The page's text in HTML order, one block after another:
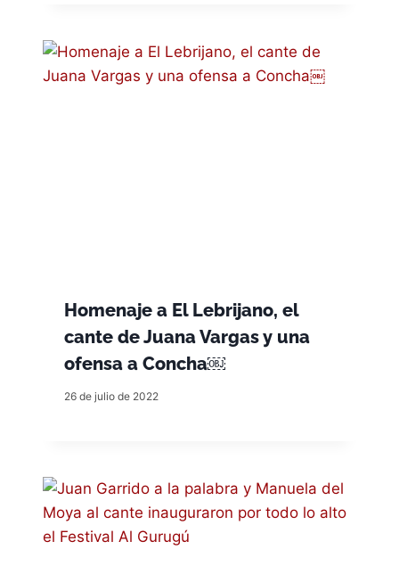
Homenaje a El Lebrijano, el
cante de Juana Vargas y una
ofensa a Concha￼
26 de julio de 2022